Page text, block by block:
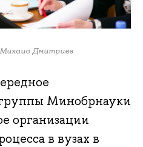
Дмитриев
Минобрнауки
организации
в вузах в